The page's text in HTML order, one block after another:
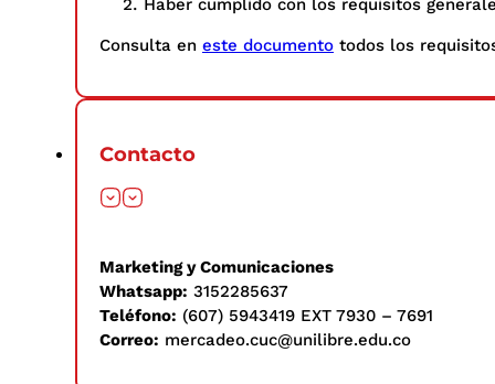
Haber cumplido con los requisitos
Consulta en este documento todos los
Contacto
Marketing y Comunicaciones
Whatsapp: 3152285637
Teléfono: (607) 5943419 EXT 7930 – 7691
Correo: mercadeo.cuc@unilibre.edu.co